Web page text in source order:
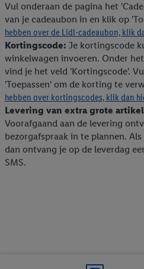
Vul onderaan de pagina het
van je cadeaubon in en klik op
hebben over de Lidl-cadeaubon, klik
Kortingscode: Je kortingscode
winkelwagen invoeren. Onder
vind je het veld 'Kortingscode'.
'Toepassen' om de korting te
hebben over kortingscodes, klik dan
Levering van extra grote
Voorafgaand aan de levering
bezorgafspraak in te plannen.
dan ontvang je op de leverdag
SMS.